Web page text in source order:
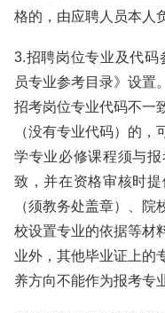
格的，由应聘人员本人
3.招聘岗位专业及代码
员专业参考目录》设置
招考岗位专业代码不一
（没有专业代码）的
学专业必修课程须与
致，并在资格审核时
（须教务处盖章）、
校设置专业的依据等材
业外，其他毕业证上的
养方向不能作为报考专